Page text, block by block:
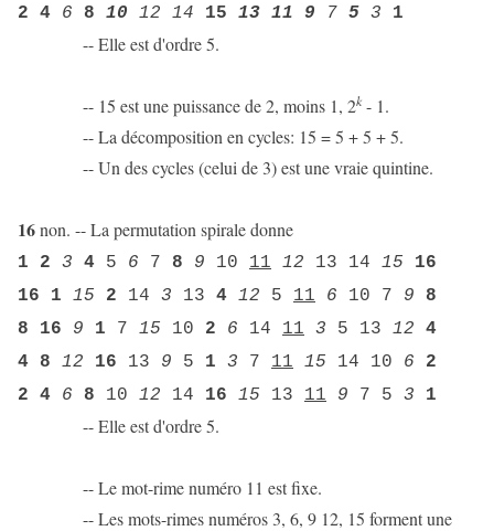
2
4 6 8 10 12 14 15 13 11 9 7 5 3 1
-- Elle est d'ordre 5.
-- 15 est une puissance de 2, moins 1, 2k - 1.
-- La décomposition en cycles: 15 = 5 + 5 + 5.
-- Un des cycles (celui de 3) est une vraie quintine.
16non. -- La permutation spirale donne
1 2 3 4 5 6 7 8 9 10 11 12 13 14 15
16
16 1
15 2 14 3 13 4 12 5 11 6 10 7 9
8
8 16
9 1 7 15 10 2 6 14 11 3 5 13 12
4
4 8
12 16 13 9 5 1 3 7 11 15 14 10 6
2
2 4
6 8 10 12 14 16 15 13 11 9 7 5 3 1
-- Elle est d'ordre 5.
-- Le mot-rime numéro 11 est fixe.
-- Les mots-rimes numéros 3, 6, 9 12, 15 forment une